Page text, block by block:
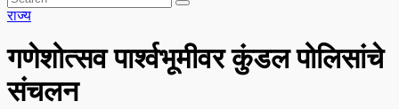
राज्य
गणेशोत्सव पार्श्वभूमीवर कुंडल पोलिसांचे
संचलन